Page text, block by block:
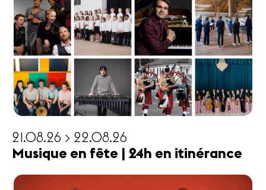
21.08.26 > 22.08.26
Musique en fête | 24h en itinérance